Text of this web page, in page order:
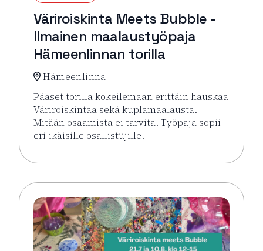
Väriroiskinta Meets Bubble -
Ilmainen maalaustyöpaja
Hämeenlinnan torilla
Hämeenlinna
Pääset torilla kokeilemaan erittäin hauskaa
Väriroiskintaa sekä kuplamaalausta.
Mitään osaamista ei tarvita. Työpaja sopii
eri-ikäisille osallistujille.
Lue lisää tapahtumasta Väriroiskinta Meets